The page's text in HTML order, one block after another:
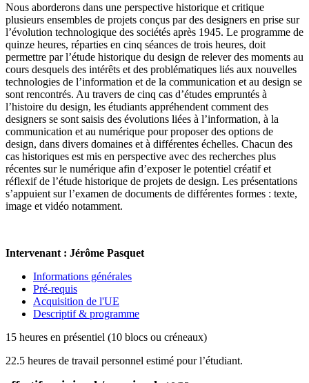
Nous aborderons dans une perspective historique et critique
plusieurs ensembles de projets conçus par des designers en prise sur
l’évolution technologique des sociétés après 1945. Le programme de
quinze heures, réparties en cinq séances de trois heures, doit
permettre par l’étude historique du design de relever des moments au
cours desquels des intérêts et des problématiques liés aux nouvelles
technologies de l’information et de la communication et au design se
sont rencontrés. Au travers de cinq cas d’études empruntés à
l’histoire du design, les étudiants appréhendent comment des
designers se sont saisis des évolutions liées à l’information, à la
communication et au numérique pour proposer des options de
design, dans divers domaines et à différentes échelles. Chacun des
cas historiques est mis en perspective avec des recherches plus
récentes sur le numérique afin d’exposer le potentiel créatif et
réflexif de l’étude historique de projets de design. Les présentations
s’appuient sur l’examen de documents de différentes formes : texte,
image et vidéo notamment.
Intervenant : Jérôme Pasquet
Informations générales
Pré-requis
Acquisition de l'UE
Descriptif & programme
15 heures en présentiel (10 blocs ou créneaux)
22.5 heures de travail personnel estimé pour l’étudiant.